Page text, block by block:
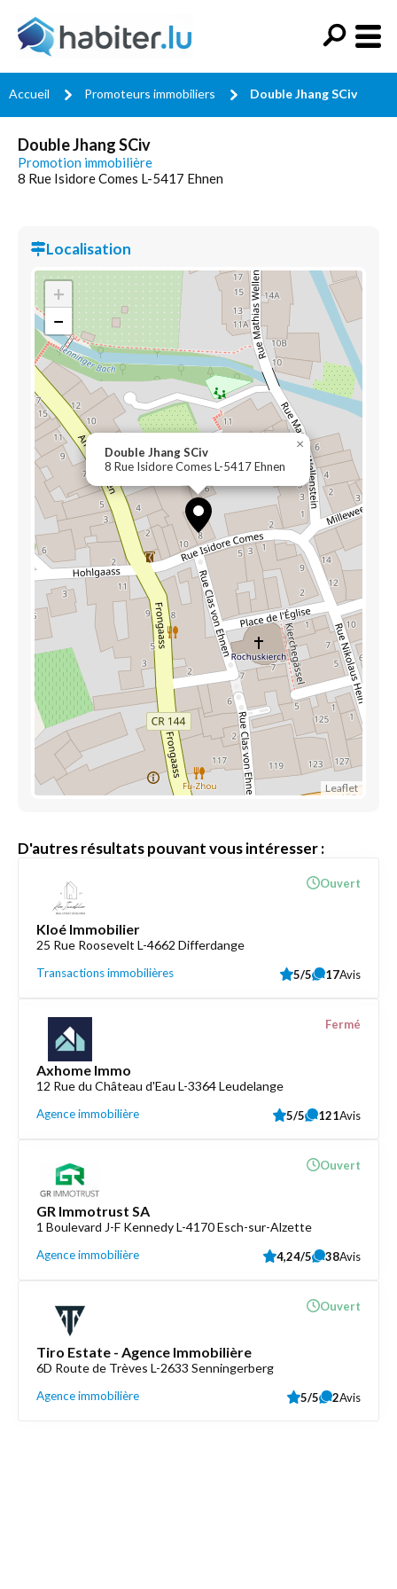
Accueil Promoteurs immobiliers Double Jhang SCiv
Double Jhang SCiv
Promotion immobilière
8 Rue Isidore Comes L-5417 Ehnen
Localisation
Double Jhang SCiv
8 Rue Isidore Comes L-5417 Ehnen
×
+
−
Leaflet
D'autres résultats pouvant vous intéresser :
Kloé Immobilier
25 Rue Roosevelt L-4662 Differdange
Transactions immobilières
Ouvert
5/5 17Avis
Axhome Immo
12 Rue du Château d'Eau L-3364 Leudelange
Agence immobilière
Fermé
5/5 121Avis
GR Immotrust SA
1 Boulevard J-F Kennedy L-4170 Esch-sur-Alzette
Agence immobilière
Ouvert
4,24/5 38Avis
Tiro Estate - Agence Immobilière
6D Route de Trèves L-2633 Senningerberg
Agence immobilière
Ouvert
5/5 2Avis